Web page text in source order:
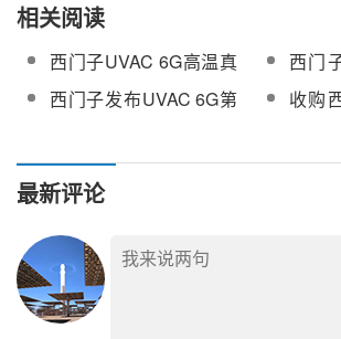
相关阅读
西门子UVAC 6G高温真
空集热管显著提高集热
效率
西门
的型
西门子发布UVAC 6G第
收购
最新评论